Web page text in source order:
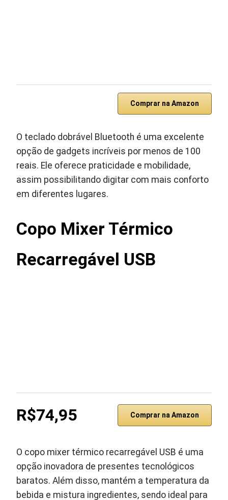
Comprar na Amazon
O teclado dobrável Bluetooth é uma excelente
opção de gadgets incríveis por menos de 100
reais. Ele oferece praticidade e mobilidade,
assim possibilitando digitar com mais conforto
em diferentes lugares.
Copo Mixer Térmico
Recarregável USB
R$74,95 Comprar na Amazon
O copo mixer térmico recarregável USB é uma
opção inovadora de presentes tecnológicos
baratos. Além disso, mantém a temperatura da
bebida e mistura ingredientes, sendo ideal para